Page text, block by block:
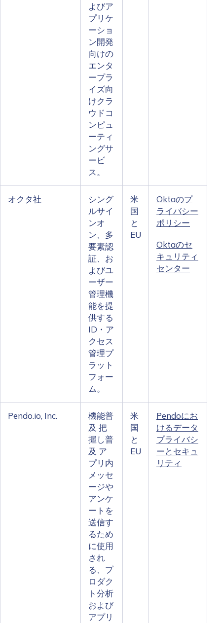
よびア
プリケ
ーショ
ン開発
向けの
エンタ
ープラ
イズ向
けクラ
ウドコ
ンピュ
ーティ
ングサ
ービ
ス。
オクタ社
シング
ルサイ
ンオ
ン、多
要素認
証、お
よびユ
ーザー
管理機
能を提
供する
ID・ア
クセス
管理プ
ラット
フォー
ム。
米
国
と
EU
Oktaのプ
ライバシー
ポリシー
Oktaのセ
キュリティ
センター
Pendo.io, Inc.
機能普
及 把
握し普
及 ア
プリ内
メッセ
ージや
アンケ
ートを
送信す
るため
に使用
され
る、プ
ロダク
ト分析
および
アプリ
米
国
と
EU
Pendoにお
けるデータ
プライバシ
ーとセキュ
リティ